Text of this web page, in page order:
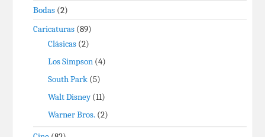
Bodas (2)
Caricaturas (89)
Clásicas (2)
Los Simpson (4)
South Park (5)
Walt Disney(11)
Warner Bros. (2)